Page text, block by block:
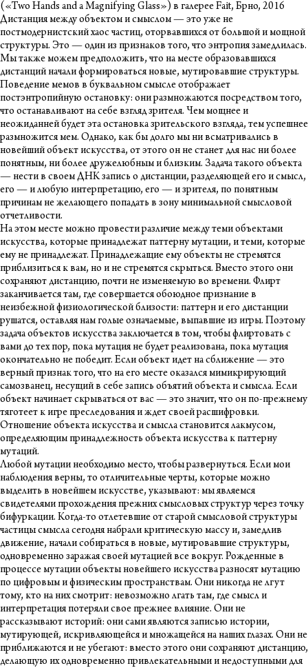
(«Two Hands and a Magnifying Glass») в галерее Fait, Брно, 2016
Дистанция между объектом и смыслом — это уже не
постмодернистский хаос частиц, оторвавшихся от большой и мощной
структуры. Это — один из признаков того, что энтропия замедлилась.
Мы также можем предположить, что на месте образовавшихся
дистанций начали формироваться новые, мутировавшие структуры.
Поведение мемов в буквальном смысле отображает
постэнтропийную остановку: они размножаются посредством того,
что останавливают на себе взгляд зрителя. Чем мощнее и
неожиданней будет эта остановка зрительского взгляда, тем успешнее
размножится мем. Однако, как бы долго мы ни всматривались в
новейший объект искусства, от этого он не станет для нас ни более
понятным, ни более дружелюбным и близким. Задача такого объекта
— нести в своем ДНК запись о дистанции, разделяющей его и смысл,
его — и любую интерпретацию, его — и зрителя, по понятным
причинам не желающего попадать в зону минимальной смысловой
отчетливости.
На этом месте можно провести различие между теми объектами
искусства, которые принадлежат паттерну мутации, и теми, которые
ему не принадлежат. Принадлежащие ему объекты не стремятся
приблизиться к вам, но и не стремятся скрыться. Вместо этого они
сохраняют дистанцию, почти не изменяемую во времени. Флирт
заканчивается там, где совершается обоюдное признание в
неизбежной физиологической близости: паттерн и его дистанции
рушатся, оставляя нам голые означаемые, выпавшие из игры. Поэтому
задача объектов искусства заключается в том, чтобы флиртовать с
вами до тех пор, пока мутация не будет реализована, пока мутация
окончательно не победит. Если объект идет на сближение — это
верный признак того, что на его месте оказался мимикрирующий
самозванец, несущий в себе запись объятий объекта и смысла. Если
объект начинает скрываться от вас — это значит, что он по-прежнему
тяготеет к игре преследования и ждет своей расшифровки.
Отношение объекта искусства и смысла становится лакмусом,
определяющим принадлежность объекта искусства к паттерну
мутаций.
Любой мутации необходимо место, чтобы развернуться. Если мои
наблюдения верны, то отличительные черты, которые можно
выделить в новейшем искусстве, указывают: мы являемся
свидетелями прохождения прежних смысловых структур через точку
бифуркации. Когда-то отлетевшие от старой смысловой структуры
частицы смысла сегодня набрали критическую массу и, замедлив
движение, начали собираться в новые, мутировавшие структуры,
одновременно заражая своей мутацией все вокруг. Рожденные в
процессе мутации объекты новейшего искусства разносят мутацию
по цифровым и физическим пространствам. Они никогда не лгут
тому, кто на них смотрит: невозможно лгать там, где смысл и
интерпретация потеряли свое прежнее влияние. Они не
рассказывают историй: они сами являются записью истории,
мутирующей, искривляющейся и множащейся на наших глазах. Они не
приближаются и не убегают: вместо этого они сохраняют дистанцию,
делающую их одновременно привлекательными и недоступными для